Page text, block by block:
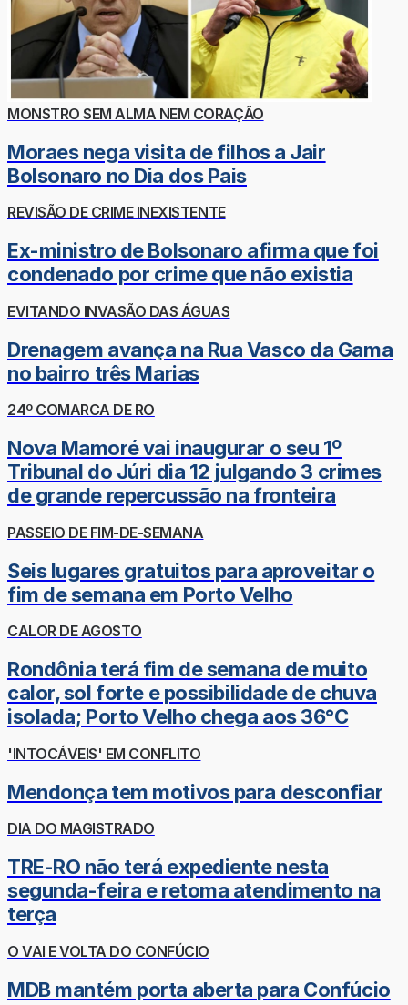
MONSTRO SEM ALMA NEM CORAÇÃO
Moraes nega visita de filhos a Jair
Bolsonaro no Dia dos Pais
REVISÃO DE CRIME INEXISTENTE
Ex-ministro de Bolsonaro afirma que foi
condenado por crime que não existia
EVITANDO INVASÃO DAS ÁGUAS
Drenagem avança na Rua Vasco da Gama
no bairro três Marias
24º COMARCA DE RO
Nova Mamoré vai inaugurar o seu 1º
Tribunal do Júri dia 12 julgando 3 crimes
de grande repercussão na fronteira
PASSEIO DE FIM-DE-SEMANA
Seis lugares gratuitos para aproveitar o
fim de semana em Porto Velho
CALOR DE AGOSTO
Rondônia terá fim de semana de muito
calor, sol forte e possibilidade de chuva
isolada; Porto Velho chega aos 36°C
'INTOCÁVEIS' EM CONFLITO
Mendonça tem motivos para desconfiar
DIA DO MAGISTRADO
TRE-RO não terá expediente nesta
segunda-feira e retoma atendimento na
terça
O VAI E VOLTA DO CONFÚCIO
MDB mantém porta aberta para Confúcio